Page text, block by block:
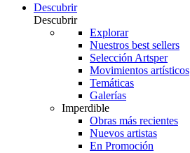
Descubrir
Descubrir
Explorar
Nuestros best sellers
Selección Artsper
Movimientos artísticos
Temáticas
Galerías
Imperdible
Obras más recientes
Nuevos artistas
En Promoción